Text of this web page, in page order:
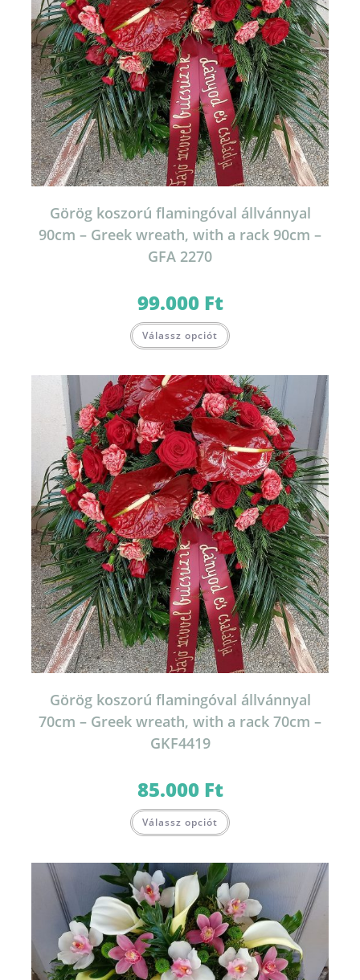
Görög koszorú flamingóval állvánnyal
90cm – Greek wreath, with a rack 90cm –
GFA 2270
99.000 Ft
Válassz opciót
Görög koszorú flamingóval állvánnyal
70cm – Greek wreath, with a rack 70cm –
GKF4419
85.000 Ft
Válassz opciót